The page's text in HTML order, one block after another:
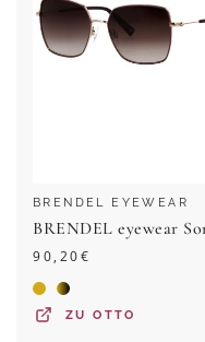
BRENDEL EYEWEAR
90,20€
ZUOTTO